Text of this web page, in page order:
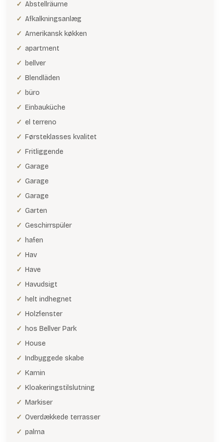
Abstellräume
Afkalkningsanlæg
Amerikansk køkken
apartment
bellver
Blendläden
büro
Einbauküche
el terreno
Førsteklasses kvalitet
Fritliggende
Garage
Garage
Garage
Garten
Geschirrspüler
hafen
Hav
Have
Havudsigt
helt indhegnet
Holzfenster
hos Bellver Park
House
Indbyggede skabe
Kamin
Kloakeringstilslutning
Markiser
Overdækkede terrasser
palma